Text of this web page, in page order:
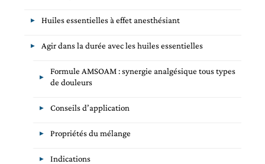
Huiles essentielles à effet anesthésiant
Agir dans la durée avec les huiles essentielles
Formule AMSOAM : synergie analgésique tous types
de douleurs
Conseils d’application
Propriétés du mélange
Indications